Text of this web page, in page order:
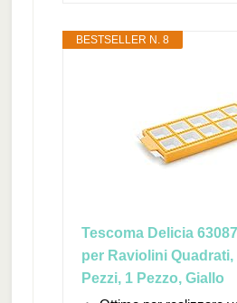
BESTSELLER N. 8
Tescoma Delicia
per Raviolini Quadrati,
Pezzi, 1 Pezzo, Giallo